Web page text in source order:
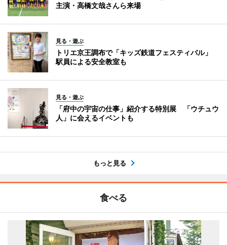
主演・高橋文哉さんら来場
見る・遊ぶ
トリエ京王調布で「キッズ鉄道フェスティバル」
駅員による安全教室も
見る・遊ぶ
「府中の宇宙の仕事」紹介する特別展 「ウチュウ
人」に会えるイベントも
もっと見る
食べる